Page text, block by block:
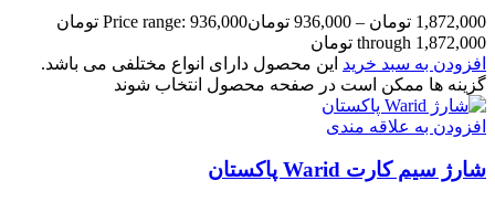
1,872,000 تومان –
936,000 تومان
Price range: 936,000 تومان
through 1,872,000 تومان
افزودن به سبد خرید این محصول دارای انواع مختلفی می باشد.
گزینه ها ممکن است در صفحه محصول انتخاب شوند
افزودن به علاقه مندی
شارژ سیم کارت Warid پاکستان